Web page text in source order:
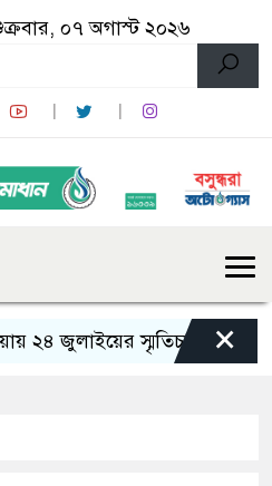
০৭ অগাস্ট ২০২৬
জুলাইয়ের স্মৃতিচারণ: গুমের×